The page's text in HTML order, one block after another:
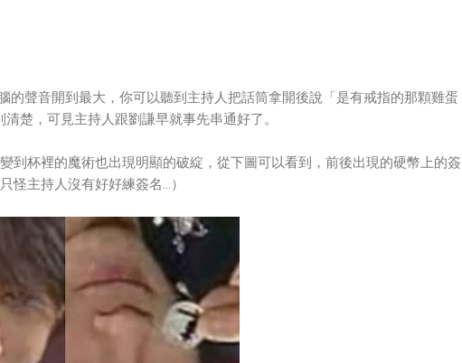
的聲音開到最大，你可以聽到主持人把話筒拿開後說「是有戒指的那顆雞蛋
楚，可見主持人跟劉謙早就事先串通好了。
到杯裡的魔術也出現明顯的破綻，從下圖可以看到，前後出現的硬幣上的簽
怪主持人沒有好好練簽名…）